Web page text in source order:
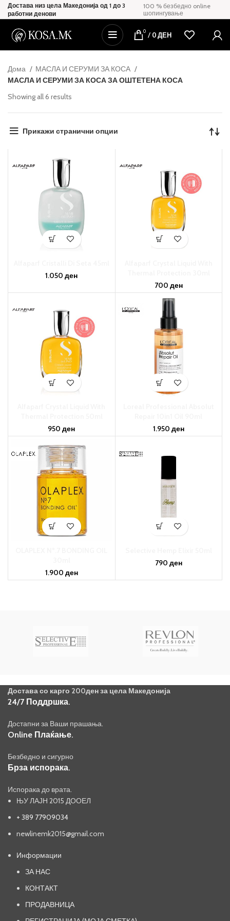
Достава низ цела Македонија од 1 до 3
работни денови
100 % безбедно online
шопингување
0 / 0ДЕН
Дома
МАСЛА И СЕРУМИ ЗА КОСА
МАСЛА И СЕРУМИ ЗА КОСА ЗА ОШТЕТЕНА КОСА
Showing all 6 results
Прикажи странични опции
1.050ден
700 ден
950ден
1.950 ден
1.900 ден
790 ден
Достава со карго 200ден за цела Македонија
24/7 Поддршка.
Достапни за Ваши прашања.
Online Плаќање.
Безбедно и сигурно
Брза испорака.
Испорака до врата.
ЊУ ЛАЈН 2015 ДООЕЛ
+ 389 77909034
newlinemk2015@gmail.com
Информации
ЗА НАС
КОНТАКТ
ПРОДАВНИЦА